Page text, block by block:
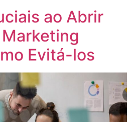
ao Abrir
Evitá-los